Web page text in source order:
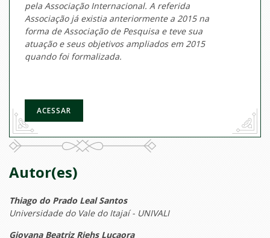
pela Associação Internacional. A referida
Associação já existia anteriormente a 2015 na
forma de Associação de Pesquisa e teve sua
atuação e seus objetivos ampliados em 2015
quando foi formalizada.
ACESSAR
Autor(es)
Thiago do Prado Leal Santos
Universidade do Vale do Itajaí - UNIVALI
Giovana Beatriz Riehs Lucaora